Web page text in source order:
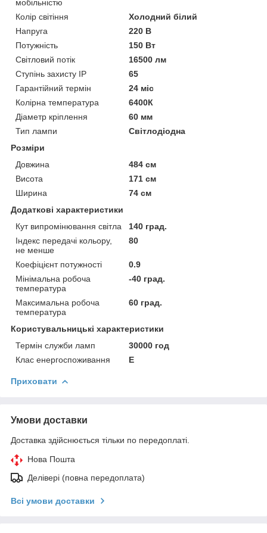
мобільністю
Колір світіння
Холодний білий
Напруга
220 В
Потужність
150 Вт
Світловий потік
16500 лм
Ступінь захисту IP
65
Гарантійний термін
24 міс
Колірна температура
6400К
Діаметр кріплення
60 мм
Тип лампи
Світлодіодна
Розміри
Довжина
484 см
Висота
171 см
Ширина
74 см
Додаткові характеристики
Кут випромінювання світла
140 град.
Індекс передачі кольору,
не менше
80
Коефіцієнт потужності
0.9
Мінімальна робоча
температура
-40 град.
Максимальна робоча
температура
60 град.
Користувальницькі характеристики
Термін служби ламп
30000 год
Клас енергоспоживання
Е
Приховати
Умови доставки
Доставка здійснюється тільки по передоплаті.
Нова Пошта
Делівері (повна передоплата)
Всі умови доставки